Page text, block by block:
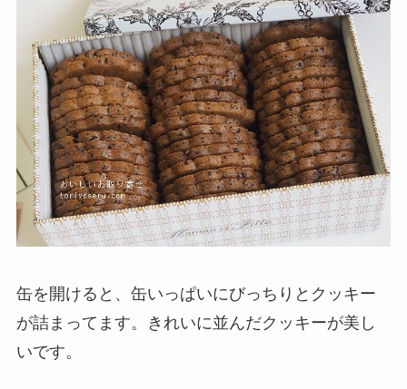
缶を開けると、缶いっぱいにびっちりとクッキー
が詰まってます。きれいに並んだクッキーが美し
いです。